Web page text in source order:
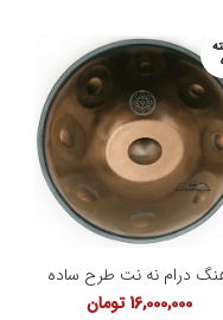
درام نه نت طرح ساده
16,000,000 تومان